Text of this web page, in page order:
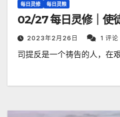
每日灵修 每日灵粮
02/27 每日灵修｜使
2023年2月26日 1 评论
司提反是一个祷告的人，在